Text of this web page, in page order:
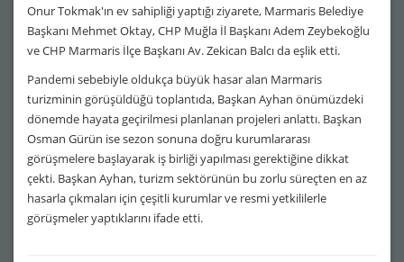
Onur Tokmak'ın ev sahipliği yaptığı ziyarete, Marmaris Belediye
Başkanı Mehmet Oktay, CHP Muğla İl Başkanı Adem Zeybekoğlu
ve CHP Marmaris İlçe Başkanı Av. Zekican Balcı da eşlik etti.
Pandemi sebebiyle oldukça büyük hasar alan Marmaris
turizminin görüşüldüğü toplantıda, Başkan Ayhan önümüzdeki
dönemde hayata geçirilmesi planlanan projeleri anlattı. Başkan
Osman Gürün ise sezon sonuna doğru kurumlararası
görüşmelere başlayarak iş birliği yapılması gerektiğine dikkat
çekti. Başkan Ayhan, turizm sektörünün bu zorlu süreçten en az
hasarla çıkmaları için çeşitli kurumlar ve resmi yetkililerle
görüşmeler yaptıklarını ifade etti.